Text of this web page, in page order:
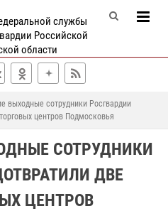
службы
Российской
области
выходные сотрудники Росгвардии
центров Подмосковья
СОТРУДНИКИ
ДВЕ
ЦЕНТРОВ